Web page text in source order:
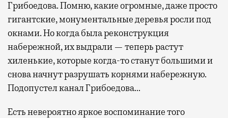
Грибоедова. Помню, какие огромные, даже просто
гигантские, монументальные деревья росли под
окнами. Но когда была реконструкция
набережной, их выдрали — теперь растут
хиленькие, которые когда-то станут большими и
снова начнут разрушать корнями набережную.
Подопустел канал Грибоедова…
Есть невероятно яркое воспоминание того